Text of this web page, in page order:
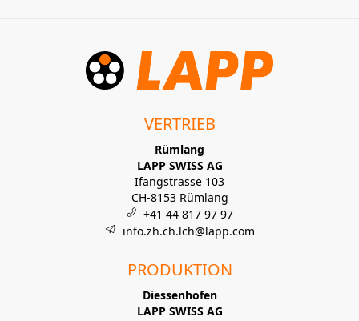
VERTRIEB
Rümlang
LAPP SWISS AG
Ifangstrasse 103
CH-8153 Rümlang
+41 44 817 97 97
info.zh.ch.lch@lapp.com
PRODUKTION
Diessenhofen
LAPP SWISS AG